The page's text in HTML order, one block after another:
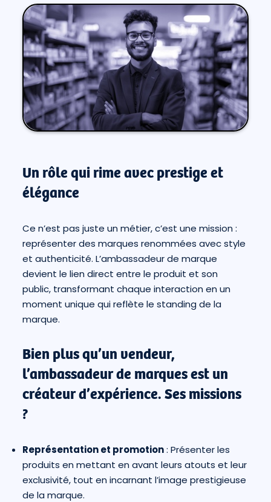
Un rôle qui rime avec prestige et
élégance
Ce n’est pas juste un métier, c’est une mission :
représenter des marques renommées avec style
et authenticité. L’ambassadeur de marque
devient le lien direct entre le produit et son
public, transformant chaque interaction en un
moment unique qui reflète le standing de la
marque.
Bien plus qu’un vendeur,
l’ambassadeur de marques est un
créateur d’expérience. Ses missions
?
Représentation et promotion: Présenter les
produits en mettant en avant leurs atouts et leur
exclusivité, tout en incarnant l’image prestigieuse
de la marque.